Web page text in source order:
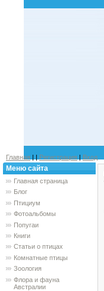
Главная | | Регистрация | Вход
Меню сайта
Главная страница
Блог
Птициум
Фотоальбомы
Попугаи
Книги
Статьи о птицах
Комнатные птицы
Зоология
Флора и фауна
Австралии